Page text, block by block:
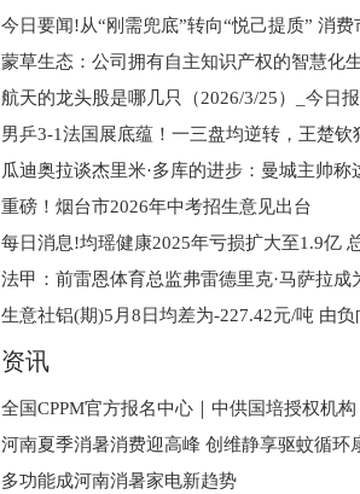
航天的龙头股是哪几只（2026/3/25）_今日报
重磅！烟台市2026年中考招生意见出台
资讯
多功能成河南消暑家电新趋势